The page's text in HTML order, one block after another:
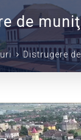
de
Distrugere